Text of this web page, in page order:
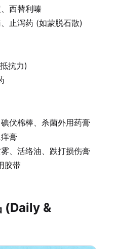
西替利嗪
止泻药 (如蒙脱石散)
抗力)
伏棉棒、杀菌外用药膏
膏
、活络油、跌打损伤膏
胶带
(Daily &